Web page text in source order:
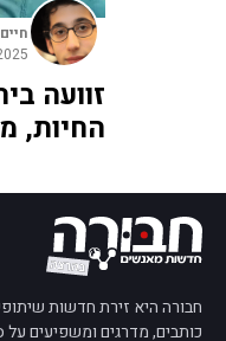
זוועה
החיות,
חבורה היא זירת חדשות
כותבים, מדרגים ומשפיעים